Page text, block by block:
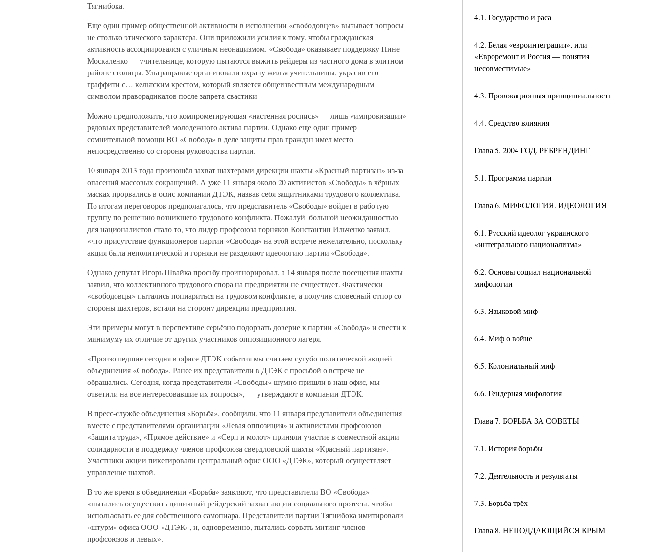
4.1. Государство и раса
4.2. Белая «евроинтеграция», или
«Евроремонт и Россия — понятия
несовместимые»
4.3. Провокационная принципиальность
4.4. Средство влияния
Глава 5. 2004 ГОД. РЕБРЕНДИНГ
5.1. Программа партии
Глава 6. МИФОЛОГИЯ. ИДЕОЛОГИЯ
6.1. Русский идеолог украинского
«интегрального национализма»
6.2. Основы социал-национальной
мифологии
6.3. Языковой миф
6.4. Миф о войне
6.5. Колониальный миф
6.6. Гендерная мифология
Глава 7. БОРЬБА ЗА СОВЕТЫ
7.1. История борьбы
7.2. Деятельность и результаты
7.3. Борьба трёх
Глава 8. НЕПОДДАЮЩИЙСЯ КРЫМ
Тягнибока.
Еще один пример общественной активности в исполнении «свободовцев» вызывает вопросы
не столько этического характера. Они приложили усилия к тому, чтобы гражданская
активность ассоциировался с уличным неонацизмом. «Свобода» оказывает поддержку Нине
Москаленко — учительнице, которую пытаются выжить рейдеры из частного дома в элитном
районе столицы. Ультраправые организовали охрану жилья учительницы, украсив его
граффити с… кельтским крестом, который является общеизвестным международным
символом праворадикалов после запрета свастики.
Можно предположить, что компрометирующая «настенная роспись» — лишь «импровизация»
рядовых представителей молодежного актива партии. Однако еще один пример
сомнительной помощи ВО «Свобода» в деле защиты прав граждан имел место
непосредственно со стороны руководства партии.
10 января 2013 года произошёл захват шахтерами дирекции шахты «Красный партизан» из-за
опасений массовых сокращений. А уже 11 января около 20 активистов «Свободы» в чёрных
масках прорвались в офис компании ДТЭК, назвав себя защитниками трудового коллектива.
По итогам переговоров предполагалось, что представитель «Свободы» войдет в рабочую
группу по решению возникшего трудового конфликта. Пожалуй, большой неожиданностью
для националистов стало то, что лидер профсоюза горняков Константин Ильченко заявил,
«что присутствие функционеров партии «Свобода» на этой встрече нежелательно, поскольку
акция была неполитической и горняки не разделяют идеологию партии «Свобода».
Однако депутат Игорь Швайка просьбу проигнорировал, а 14 января после посещения шахты
заявил, что коллективного трудового спора на предприятии не существует. Фактически
«свободовцы» пытались попиариться на трудовом конфликте, а получив словесный отпор со
стороны шахтеров, встали на сторону дирекции предприятия.
Эти примеры могут в перспективе серьёзно подорвать доверие к партии «Свобода» и свести к
минимуму их отличие от других участников оппозиционного лагеря.
«Произошедшие сегодня в офисе ДТЭК события мы считаем сугубо политической акцией
объединения «Свобода». Ранее их представители в ДТЭК с просьбой о встрече не
обращались. Сегодня, когда представители «Свободы» шумно пришли в наш офис, мы
ответили на все интересовавшие их вопросы», — утверждают в компании ДТЭК.
В пресс-службе объединения «Борьба», сообщили, что 11 января представители объединения
вместе с представителями организации «Левая оппозиция» и активистами профсоюзов
«Защита труда», «Прямое действие» и «Серп и молот» приняли участие в совместной акции
солидарности в поддержку членов профсоюза свердловской шахты «Красный партизан».
Участники акции пикетировали центральный офис ООО «ДТЭК», который осуществляет
управление шахтой.
В то же время в объединении «Борьба» заявляют, что представители ВО «Свобода»
«пытались осуществить циничный рейдерский захват акции социального протеста, чтобы
использовать ее для собственного самопиара. Представители партии Тягнибока имитировали
«штурм» офиса ООО «ДТЭК», и, одновременно, пытались сорвать митинг членов
профсоюзов и левых».